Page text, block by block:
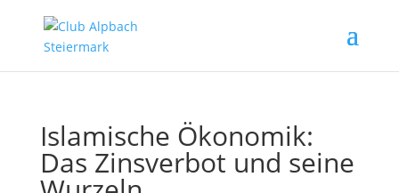
Islamische Ökonomik:
Das Zinsverbot und seine